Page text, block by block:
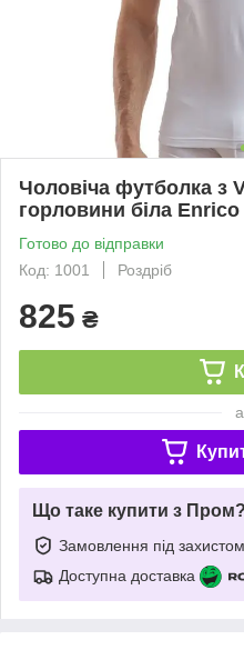
Чоловіча футболка з
горловини біла
Готово до відправки
Код: 1001
Роздріб
825 ₴
Що таке купити з Пром?
Замовлення під захистом
Доступна доставка